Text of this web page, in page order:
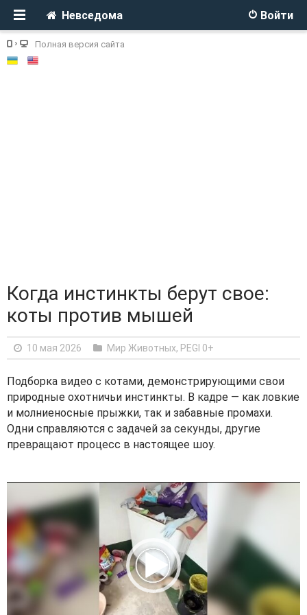
Войти
Невседома
Полная версия сайта
Когда инстинкты берут свое:
коты против мышей
10 мая 2026 Мир Животных, PEGI 0+
Подборка видео с котами, демонстрирующими свои
природные охотничьи инстинкты. В кадре — как ловкие
и молниеносные прыжки, так и забавные промахи.
Одни справляются с задачей за секунды, другие
превращают процесс в настоящее шоу.
i
d
e
o
P
l